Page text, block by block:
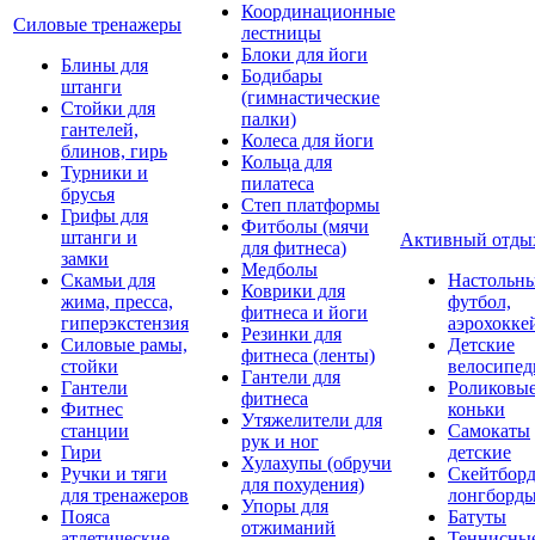
Силовые тренажеры
Блины для
штанги
Стойки для
гантелей,
блинов, гирь
Турники и
брусья
Грифы для
штанги и
замки
Скамьи для
жима, пресса,
гиперэкстензия
Силовые рамы,
стойки
Гантели
Фитнес
станции
Гири
Ручки и тяги
для тренажеров
Пояса
Координационные
лестницы
Блоки для йоги
Бодибары
(гимнастические
палки)
Колеса для йоги
Кольца для
пилатеса
Степ платформы
Фитболы (мячи
для фитнеса)
Медболы
Коврики для
фитнеса и йоги
Резинки для
фитнеса (ленты)
Гантели для
фитнеса
Утяжелители для
рук и ног
Хулахупы (обручи
для похудения)
Упоры для
отжиманий
Активный
футбол,
Детские
коньки
Самокаты
детские
Батуты